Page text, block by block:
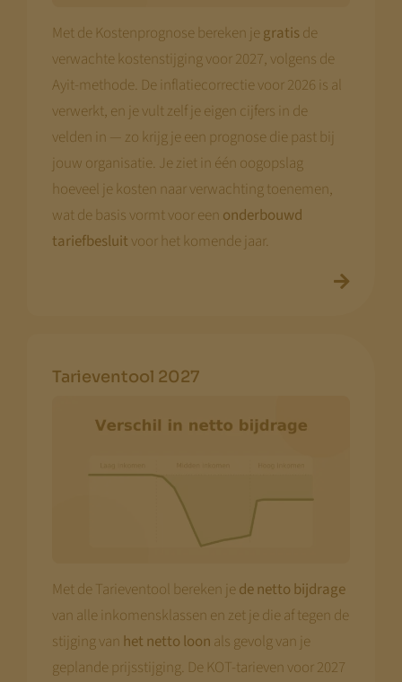
Met de Kostenprognose bereken jegratisde
verwachte kostenstijging voor 2027, volgens de
Ayit-methode. De inflatiecorrectie voor 2026 is al
verwerkt, en je vult zelf je eigen cijfers in de
velden in — zo krijg je een prognose die past bij
jouw organisatie. Je ziet in één oogopslag
hoeveel je kosten naar verwachting toenemen,
wat de basis vormt voor een onderbouwd
tariefbesluitvoor het komende jaar.
Tarieventool 2027
Met de Tarieventool bereken jede netto bijdrage
van alle inkomensklassen en zet je die af tegen de
stijging van het netto loon als gevolg van je
geplande prijsstijging. De KOT-tarieven voor 2027